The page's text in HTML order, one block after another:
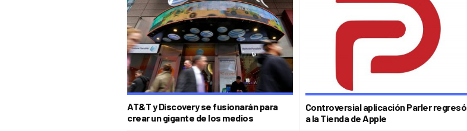
AT&T y Discovery se fusionarán para
crear un gigante de los medios
Controversial aplicación Parler regresó
a la Tienda de Apple